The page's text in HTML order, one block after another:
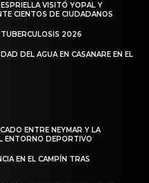
VISITÓ YOPAL Y
CIENTOS DE CIUDADANOS
2026
DEL AGUA EN CASANARE EN EL
ENTRE NEYMAR Y LA
ENTORNO DEPORTIVO
EN EL CAMPÍN TRAS